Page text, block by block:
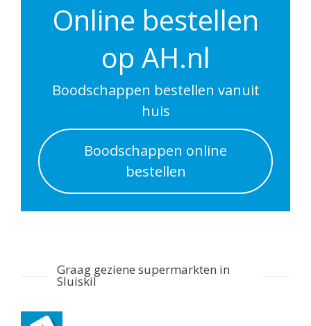
Godebaldkwartier 149
Utrecht 3511DP
0.6 km
Albert Heijn Utrecht
Nachtegaalstraat 55
Utrecht 3581AD
0.7 km
Routebeschrijving
Utrecht 3511CE
Routebeschrijving
Online bestellen
op AH.nl
Boodschappen bestellen vanuit
huis
Boodschappen online
bestellen
Graag geziene supermarkten in
Sluiskil